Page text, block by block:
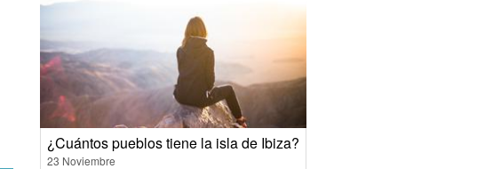
¿Cuántos pueblos tiene la isla de Ibiza?
23 Noviembre